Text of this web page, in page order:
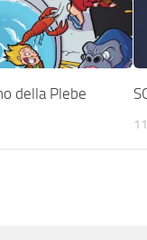
della Plebe